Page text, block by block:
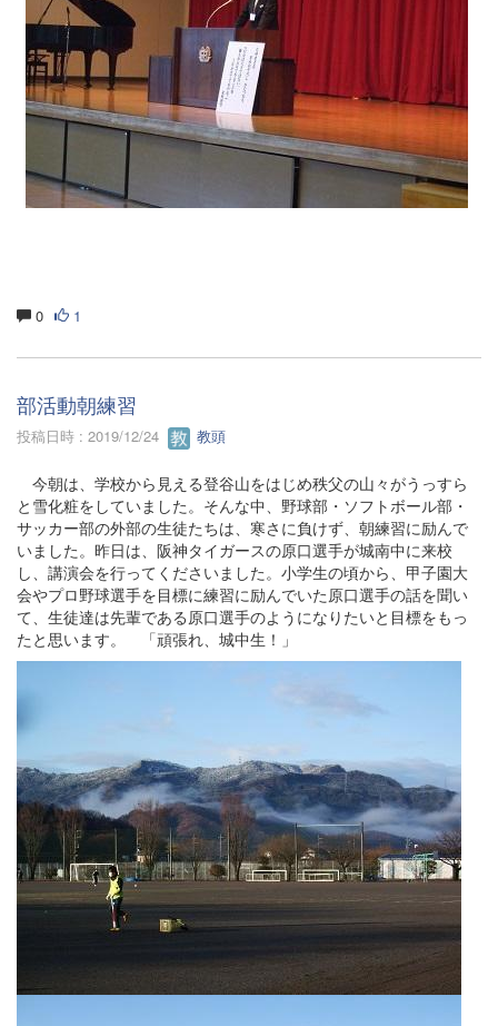
0 1
部活動朝練習
投稿日時 : 2019/12/24 教頭
今朝は、学校から見える登谷山をはじめ秩父の山々がうっすら
と雪化粧をしていました。そんな中、野球部・ソフトボール部・
サッカー部の外部の生徒たちは、寒さに負けず、朝練習に励んで
いました。昨日は、阪神タイガースの原口選手が城南中に来校
し、講演会を行ってくださいました。小学生の頃から、甲子園大
会やプロ野球選手を目標に練習に励んでいた原口選手の話を聞い
て、生徒達は先輩である原口選手のようになりたいと目標をもっ
たと思います。 「頑張れ、城中生！」